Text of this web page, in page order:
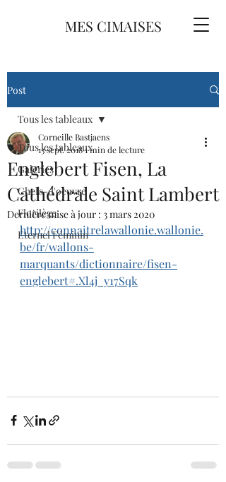
MES CIMAISES
Post
Tous les tableaux
Galeries
Chefs-d'oeuvre
Florilège
Eternel Féminin
Tous les tableaux
Englebert Fisen, La
Cathédrale Saint Lambert
Corneille Bastjaens
13 sept. 20181 min de lecture
Dernière mise à jour : 3 mars 2020
http://connaitrelawallonie.wallonie.
be/fr/wallons-
marquants/dictionnaire/fisen-
englebert#.Xl4j_y17Sqk